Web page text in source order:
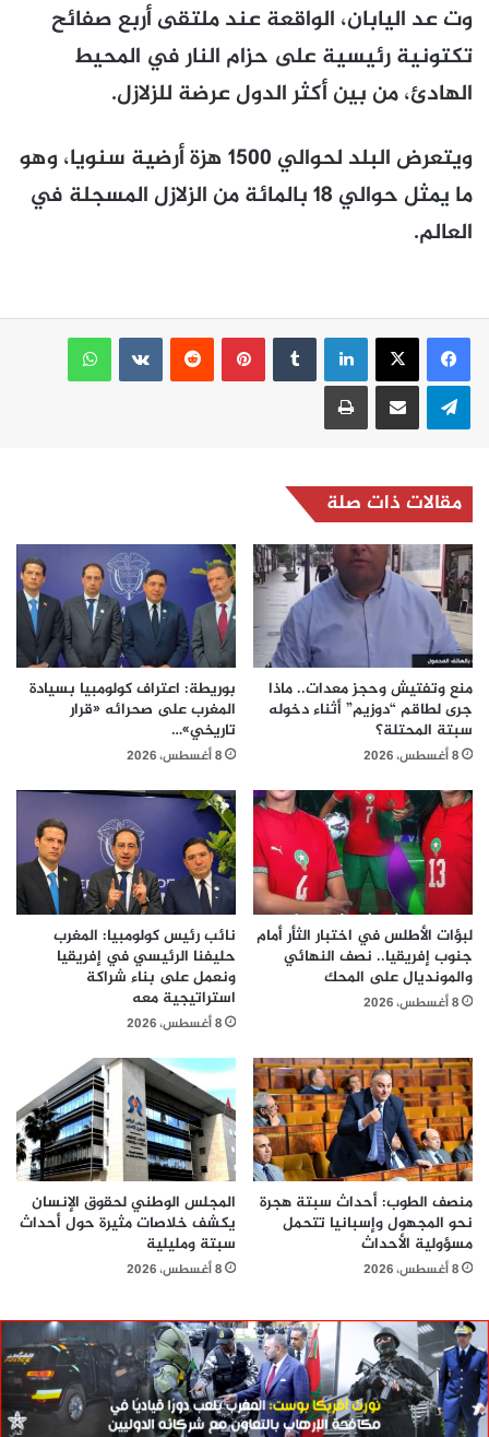
وت عد اليابان، الواقعة عند ملتقى أربع صفائح
تكتونية رئيسية على حزام النار في المحيط
الهادئ، من بين أكثر الدول عرضة للزلازل.
ويتعرض البلد لحوالي 1500 هزة أرضية سنويا، وهو
ما يمثل حوالي 18 بالمائة من الزلازل المسجلة في
العالم.
لينكدإن بينتيريست
واتساب
تيلقرام مشاركة عبر البريد طباعة
مقالات ذات صلة
منع وتفتيش وحجز معدات.. ماذا
جرى لطاقم “دوزيم” أثناء دخوله
سبتة المحتلة؟
8 أغسطس، 2026
بوريطة: اعتراف كولومبيا بسيادة
المغرب على صحرائه «قرار
تاريخي»…
8 أغسطس، 2026
لبؤات الأطلس في اختبار الثأر أمام
جنوب إفريقيا.. نصف النهائي
والمونديال على المحك
8 أغسطس، 2026
نائب رئيس كولومبيا: المغرب
حليفنا الرئيسي في إفريقيا
ونعمل على بناء شراكة
استراتيجية معه
8 أغسطس، 2026
منصف الطوب: أحداث سبتة هجرة
نحو المجهول وإسبانيا تتحمل
مسؤولية الأحداث
8 أغسطس، 2026
المجلس الوطني لحقوق الإنسان
يكشف خلاصات مثيرة حول أحداث
سبتة ومليلية
8 أغسطس، 2026